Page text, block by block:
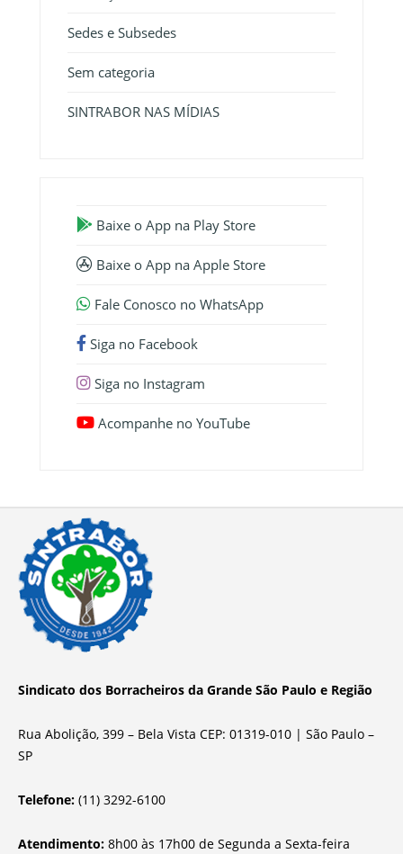
Sedes e Subsedes
Sem categoria
SINTRABOR NAS MÍDIAS
Baixe o App na Play Store
Baixe o App na Apple Store
Fale Conosco no WhatsApp
Siga no Facebook
Siga no Instagram
Acompanhe no YouTube
Sindicato dos Borracheiros da Grande São Paulo e Região
Rua Abolição, 399 – Bela Vista CEP: 01319-010 | São Paulo –
SP
Telefone: (11) 3292-6100
Atendimento: 8h00 às 17h00 de Segunda a Sexta-feira